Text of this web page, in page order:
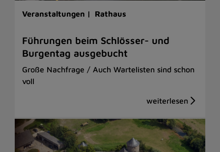
Veranstaltungen | Rathaus
Führungen beim Schlösser- und
Burgentag ausgebucht
Große Nachfrage / Auch Wartelisten sind schon
voll